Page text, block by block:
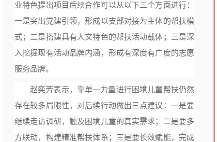
业特色提出项目后续合作可以从以下三个方面进行：
一是突出党建引领，形成以支部对接为主体的帮扶模
式；二是搭建具有人文特色的帮扶活动载体；三是深
入挖掘现有活动品牌内涵，形成有深度有广度的志愿
服务品牌。
赵奕芳表示，靠单一力量进行困境儿童帮扶仍然
存在较多局限性，对后续行动做出三点建议：一是要
继续走访调研，触及困境儿童的真实需求；二是要多
方联动，构建精准帮扶体系；三是要长效赋能，完成